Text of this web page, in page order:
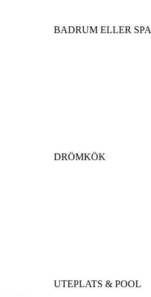
BADRUM ELLER SPA
DRÖMKÖK
UTEPLATS & POOL